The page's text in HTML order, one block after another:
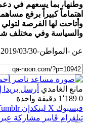
اهتماماً كبيراً برفع
وأتاحت لها الفرصة
والسياسة وفي مختلف
عن -المواطن-2019/03/30
مانع الغامدي أرسل بريدا
0
دقيقة واحدة
فيسبوك ‫X لينكدإن
تيلقرام ڤايبر مشاركة عبر